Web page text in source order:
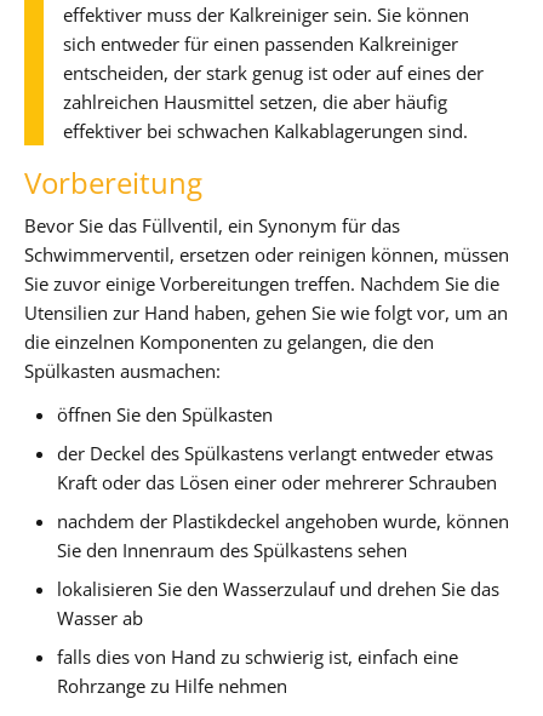
effektiver muss der Kalkreiniger sein. Sie können
sich entweder für einen passenden Kalkreiniger
entscheiden, der stark genug ist oder auf eines der
zahlreichen Hausmittel setzen, die aber häufig
effektiver bei schwachen Kalkablagerungen sind.
Vorbereitung
Bevor Sie das Füllventil, ein Synonym für das
Schwimmerventil, ersetzen oder reinigen können, müssen
Sie zuvor einige Vorbereitungen treffen. Nachdem Sie die
Utensilien zur Hand haben, gehen Sie wie folgt vor, um an
die einzelnen Komponenten zu gelangen, die den
Spülkasten ausmachen:
öffnen Sie den Spülkasten
der Deckel des Spülkastens verlangt entweder etwas
Kraft oder das Lösen einer oder mehrerer Schrauben
nachdem der Plastikdeckel angehoben wurde, können
Sie den Innenraum des Spülkastens sehen
lokalisieren Sie den Wasserzulauf und drehen Sie das
Wasser ab
falls dies von Hand zu schwierig ist, einfach eine
Rohrzange zu Hilfe nehmen